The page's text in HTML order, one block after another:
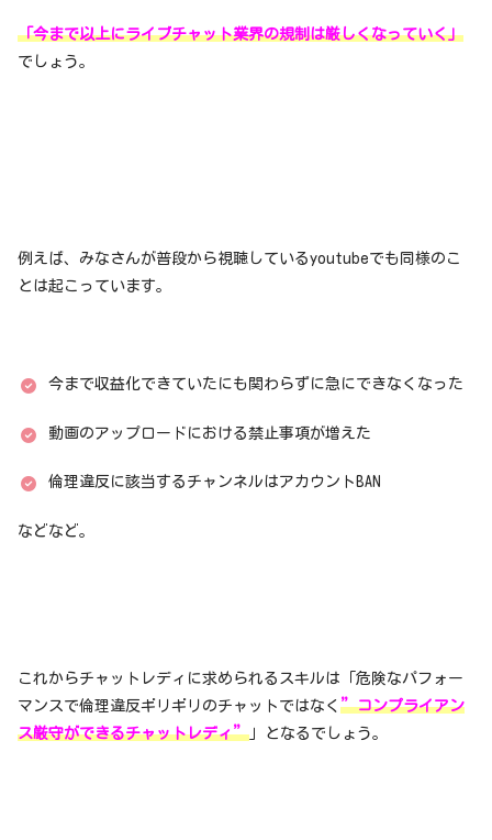
「今まで以上にライブチャット業界の規制は厳しくなっていく」
でしょう。
例えば、みなさんが普段から視聴しているyoutubeでも同様のこ
とは起こっています。
今まで収益化できていたにも関わらずに急にできなくなった
動画のアップロードにおける禁止事項が増えた
倫理違反に該当するチャンネルはアカウントBAN
などなど。
これからチャットレディに求められるスキルは「危険なパフォー
マンスで倫理違反ギリギリのチャットではなく ”コンプライアン
ス厳守ができるチャットレディ” 」となるでしょう。